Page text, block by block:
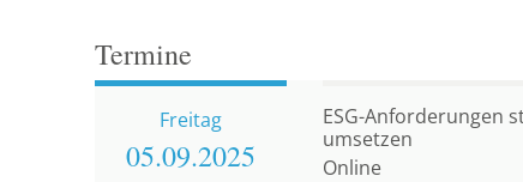
Termine
Freitag
05.09.2025 Online
ESG-Anforderungen
umsetzen